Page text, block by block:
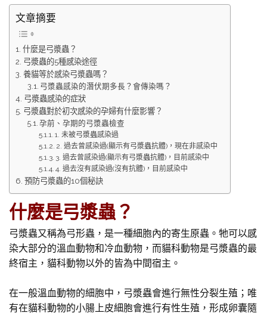
文章摘要
什麼是弓漿蟲？
弓漿蟲的5種感染途徑
養貓等於感染弓漿蟲嗎？
弓漿蟲感染的潛伏期多長？會傳染嗎？
弓漿蟲感染的症狀
弓漿蟲對於初次感染的孕婦有什麼影響？
孕前、孕期的弓漿蟲檢查
1. 未被弓漿蟲感染過
2. 過去曾感染過(顯示有弓漿蟲抗體)，現在非感染中
3. 過去曾感染過(顯示有弓漿蟲抗體)，目前感染中
4. 過去沒有感染過(沒有抗體)，目前感染中
預防弓漿蟲的10個秘訣
什麼是弓漿蟲？
弓漿蟲又稱為弓形蟲，是一種細胞內的寄生原蟲。牠可以感
染大部分的溫血動物和冷血動物，而貓科動物是弓漿蟲的最
終宿主，貓科動物以外的皆為中間宿主。
在一般溫血動物的細胞中，弓漿蟲會進行無性分裂生殖；唯
有在貓科動物的小腸上皮細胞會進行有性生殖，形成卵囊隨